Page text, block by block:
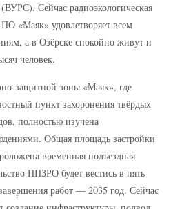
Сейчас радиоэкологическая
«Маяк» удовлетворяет всем
а в Озёрске спокойно живут и
человек.
защитной зоны «Маяк», где
пункт захоронения твёрдых
полностью изучена
Общая площадь застройки
временная подъездная
ППЗРО будет вестись в пять
работ — 2035 год. Сейчас